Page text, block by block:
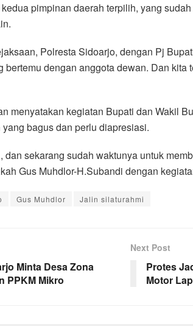
pimpinan daerah terpilih, yang
Polresta Sidoarjo, dengan Pj
bertemu dengan anggota dewan. Dan kita
menyatakan kegiatan Bupati dan Wakil
bagus dan perlu diapresiasi.
dan sekarang sudah waktunya untuk
Gus Muhdlor-H.Subandi dengan
Gus Muhdlor Jalin silaturahmi
Minta Desa Zona
PPKM Mikro
Next Post
Protes
Motor